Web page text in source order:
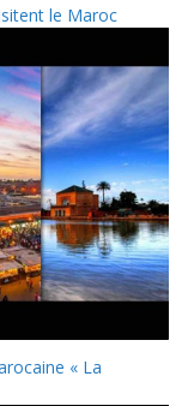
le Maroc
« La